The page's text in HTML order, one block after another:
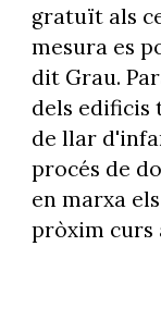
gratuït als
mesura es
dit Grau.
dels edificis
de llar
procés de
en marxa
pròxim curs